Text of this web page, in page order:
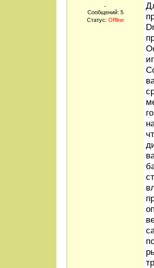
-
Сообщений: 5
Статус: Offline